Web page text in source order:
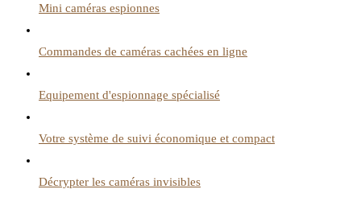
Mini caméras espionnes
Commandes de caméras cachées en ligne
Equipement d'espionnage spécialisé
Votre système de suivi économique et compact
Décrypter les caméras invisibles